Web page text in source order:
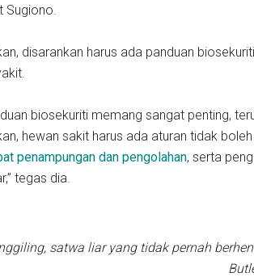
Sugiono.
disarankan harus ada panduan
biosekuriti memang sangat penting,
hewan sakit harus ada aturan tidak
penampungan dan pengolahan, serta
tegas dia.
satwa liar yang tidak pernah